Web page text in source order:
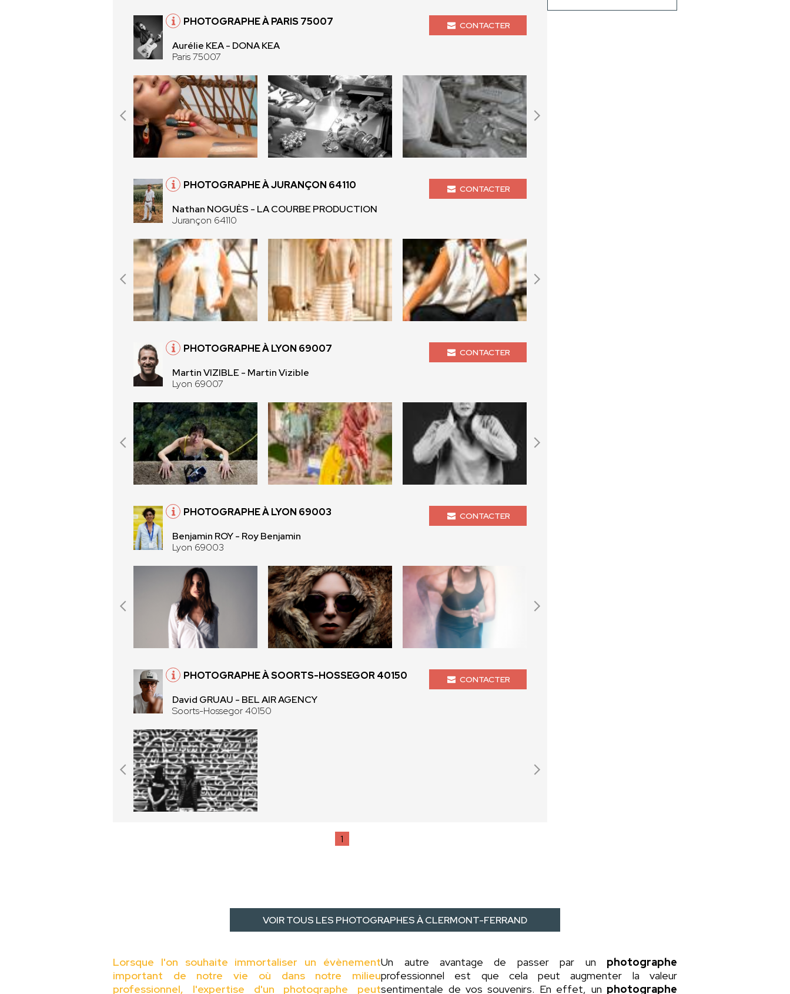
PHOTOGRAPHE À PARIS 75007
Aurélie KEA - DONA KEA
Paris 75007
CONTACTER
PHOTOGRAPHE À JURANÇON 64110
Nathan NOGUÈS - LA COURBE PRODUCTION
Jurançon 64110
CONTACTER
PHOTOGRAPHE À LYON 69007
Martin VIZIBLE - Martin Vizible
Lyon 69007
CONTACTER
PHOTOGRAPHE À LYON 69003
Benjamin ROY - Roy Benjamin
Lyon 69003
CONTACTER
PHOTOGRAPHE À SOORTS-HOSSEGOR 40150
David GRUAU - BEL AIR AGENCY
Soorts-Hossegor 40150
CONTACTER
1
VOIR TOUS LES PHOTOGRAPHES À CLERMONT-FERRAND
Lorsque l'on souhaite immortaliser un évènement
important de notre vie où dans notre milieu
professionnel, l'expertise d'un photographe peut
Un autre avantage de passer par un photographe
professionnel est que cela peut augmenter la valeur
sentimentale de vos souvenirs. En effet, un photographe